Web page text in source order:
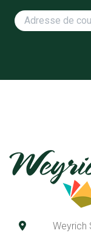
Weyrich